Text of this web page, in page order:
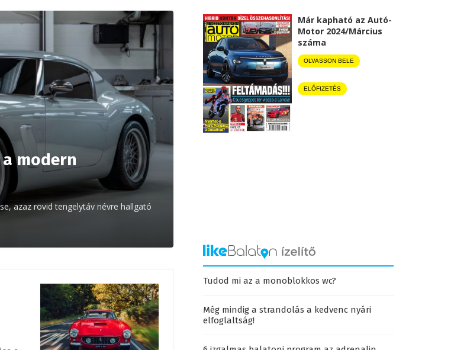
modern
azaz rövid tengelytáv névre hallgató
Már kapható az Autó-
Motor 2024/Március
száma
OLVASSON BELE
ELŐFIZETÉS
Tudod mi az a monoblokkos wc?
Még mindig a strandolás a kedvenc nyári
elfoglaltság!